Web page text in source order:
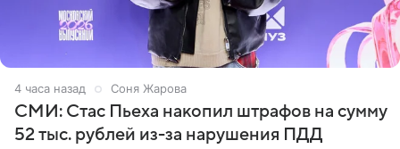
4 часа назад Соня Жарова
СМИ: Стас Пьеха накопил штрафов на сумму
52 тыс. рублей из-за нарушения ПДД